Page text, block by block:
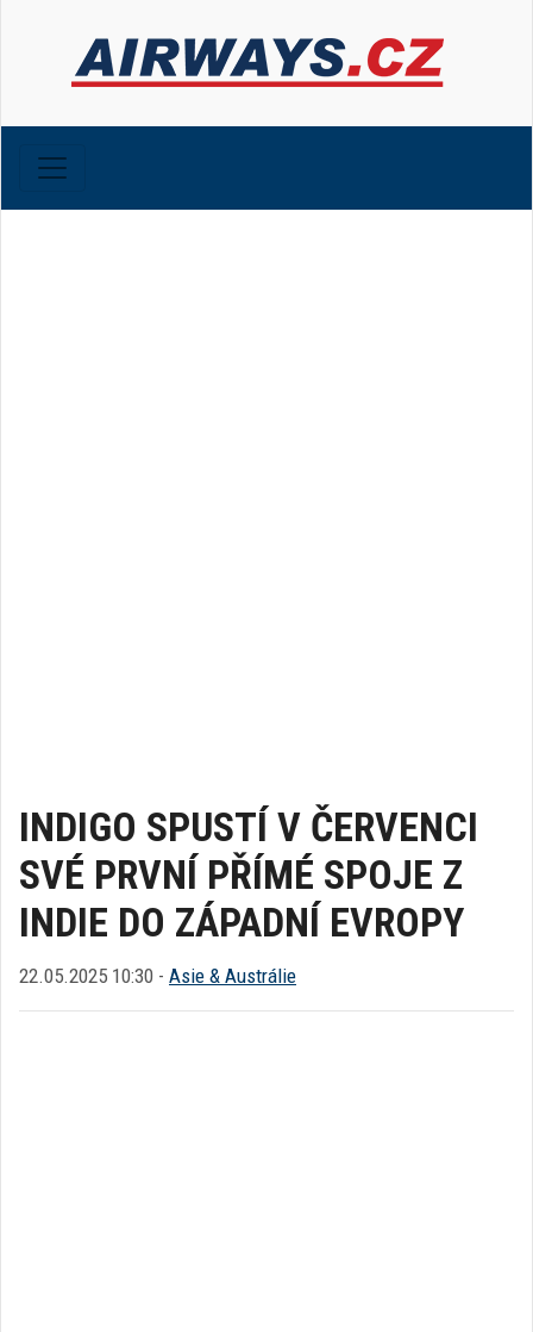
INDIGO SPUSTÍ V ČERVENCI
SVÉ PRVNÍ PŘÍMÉ SPOJE Z
INDIE DO ZÁPADNÍ EVROPY
22.05.2025 10:30 - Asie & Austrálie